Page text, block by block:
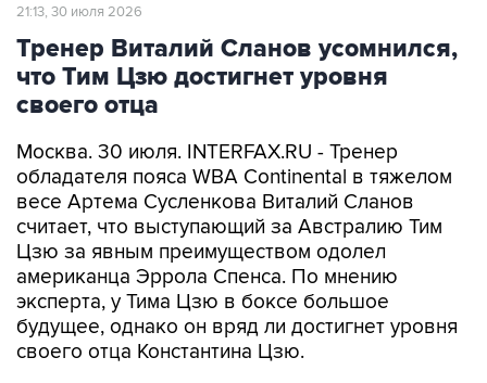
21:13, 30 июля 2026
Тренер Виталий Сланов усомнился,
что Тим Цзю достигнет уровня
своего отца
Москва. 30 июля. INTERFAX.RU - Тренер
обладателя пояса WBA Continental в тяжелом
весе Артема Сусленкова Виталий Сланов
считает, что выступающий за Австралию Тим
Цзю за явным преимуществом одолел
американца Эррола Спенса. По мнению
эксперта, у Тима Цзю в боксе большое
будущее, однако он вряд ли достигнет уровня
своего отца Константина Цзю.